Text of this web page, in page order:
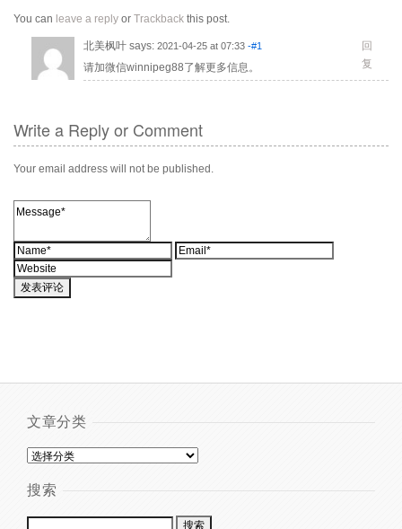
You can leave a reply or Trackback this post.
回
复
北美枫叶 says: 2021-04-25 at 07:33 -#1
请加微信winnipeg88了解更多信息。
Write a Reply or Comment
Your email address will not be published.
文章分类
搜索